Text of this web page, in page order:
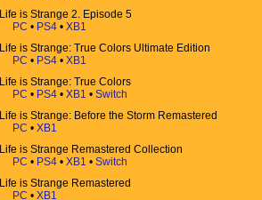
Life is Strange 2. Episode 5
PC • PS4 • XB1
Life is Strange: True Colors Ultimate Edition
PC • PS4 • XB1
Life is Strange: True Colors
PC • PS4 • XB1 • Switch
Life is Strange: Before the Storm Remastered
PC • XB1
Life is Strange Remastered Collection
PC • PS4 • XB1 • Switch
Life is Strange Remastered
PC • XB1